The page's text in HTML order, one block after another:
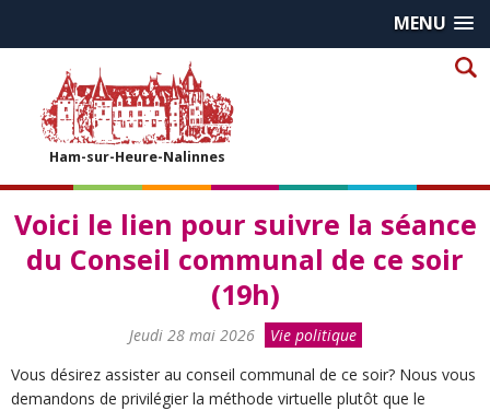
MENU
Ham-sur-Heure-Nalinnes
Voici le lien pour suivre la séance
du Conseil communal de ce soir
(19h)
Jeudi 28 mai 2026
Vie politique
Vous désirez assister au conseil communal de ce soir? Nous vous
demandons de privilégier la méthode virtuelle plutôt que le